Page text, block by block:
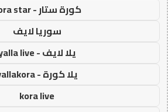
كورة ستار - kora star
سوريا لايف
يلا لايف - yalla live
يلا كورة - yallakora
kora live